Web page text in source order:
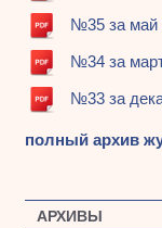
№35 за май
№34 за
№33 за
полный архив
АРХИВЫ